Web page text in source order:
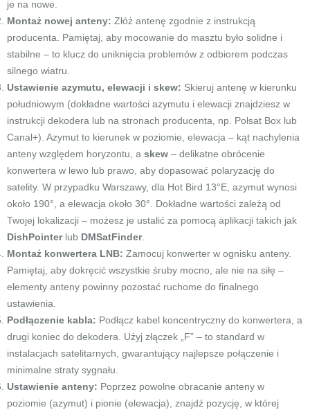
je na nowe.
Montaż nowej anteny: Złóż antenę zgodnie z instrukcją
producenta. Pamiętaj, aby mocowanie do masztu było solidne i
stabilne – to klucz do uniknięcia problemów z odbiorem podczas
silnego wiatru.
Ustawienie azymutu, elewacji i skew: Skieruj antenę w kierunku
południowym (dokładne wartości azymutu i elewacji znajdziesz w
instrukcji dekodera lub na stronach producenta, np. Polsat Box lub
Canal+). Azymut to kierunek w poziomie, elewacja – kąt nachylenia
anteny względem horyzontu, a skew – delikatne obrócenie
konwertera w lewo lub prawo, aby dopasować polaryzację do
satelity. W przypadku Warszawy, dla Hot Bird 13°E, azymut wynosi
około 190°, a elewacja około 30°. Dokładne wartości zależą od
Twojej lokalizacji – możesz je ustalić za pomocą aplikacji takich jak
DishPointerlub DMSatFinder.
Montaż konwertera LNB: Zamocuj konwerter w ognisku anteny.
Pamiętaj, aby dokręcić wszystkie śruby mocno, ale nie na siłę –
elementy anteny powinny pozostać ruchome do finalnego
ustawienia.
Podłączenie kabla: Podłącz kabel koncentryczny do konwertera, a
drugi koniec do dekodera. Użyj złączek „F” – to standard w
instalacjach satelitarnych, gwarantujący najlepsze połączenie i
minimalne straty sygnału.
Ustawienie anteny: Poprzez powolne obracanie anteny w
poziomie (azymut) i pionie (elewacja), znajdź pozycję, w której